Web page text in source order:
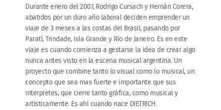
Durante enero del 2007, Rodrigo Cursach y Hernán Corera,
abatidos por un duro año laboral deciden emprender un
viaje de 3 meses a las costas del Brasil, pasando por
Paratí, Trindade, Isla Grande y Río de Janeiro. Es en este
viaje es cuando comienza a gestarse la idea de crear algo
nunca antes visto en la escena musical argentina. Un
proyecto que combine tanto lo visual como lo musical, un
concepto que sea mas fuerte e importante que sus
interpretes, que cierre tanto gráfica, como musical y
artísticamente. Es ahí cuando nace DIETRICH.